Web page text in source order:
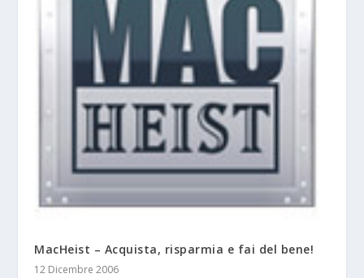
MacHeist – Acquista, risparmia e fai del bene!
12 Dicembre 2006